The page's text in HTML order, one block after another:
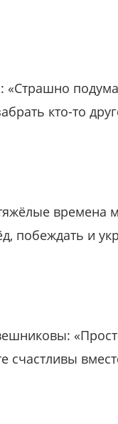
«Страшно
кто-то
времена
побеждать и
счастливы